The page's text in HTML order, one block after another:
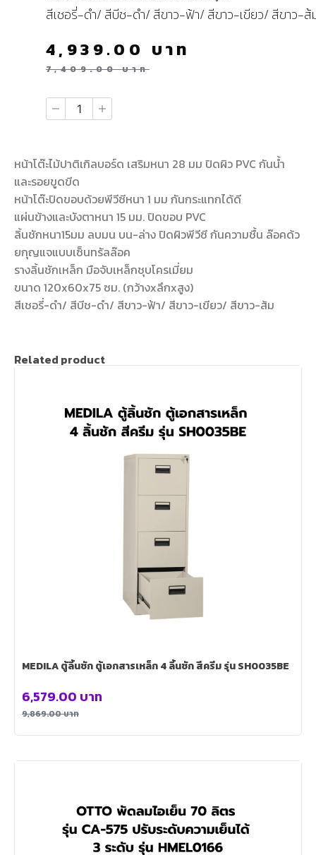
สีเชอรี่-ดำ/ สีบีช-ดำ/ สีขาว-ฟ้า/ สีขาว-เขียว/ สีขาว-ส้
7,409.00บาท
4,939.00 บาท
หน้าโต๊ะไม้ปาติเกิลบอร์ด เสริมหนา 28 มม ปิดผิว PVC กันน้ำ
และรอยขูดขีด
หน้าโต๊ะปิดขอบด้วยพีวีซีหนา 1 มม กันกระแทกได้ดี
แผ่นข้างและบังตาหนา 15 มม. ปิดขอบ PVC
ลิ้นชักหนา15มม ลบมน บน-ล่าง ปิดผิวพีวีซี กันความชื้น ล๊อคด้ว
ยกุญแจแบบเซ็นทรัลล๊อค
รางลิ้นชักเหล็ก มือจับเหล็กชุบโครเมี่ยม
ขนาด 120x60x75 ซม. (กว้างxลึกxสูง)
สีเชอรี่-ดำ/ สีบีช-ดำ/ สีขาว-ฟ้า/ สีขาว-เขียว/ สีขาว-ส้ม
Related product
MEDILA ตู้ลิ้นชัก ตู้เอกสารเหล็ก 4 ลิ้นชัก สีครีม รุ่น SH0035BE
9,869.00บาท
6,579.00 บาท